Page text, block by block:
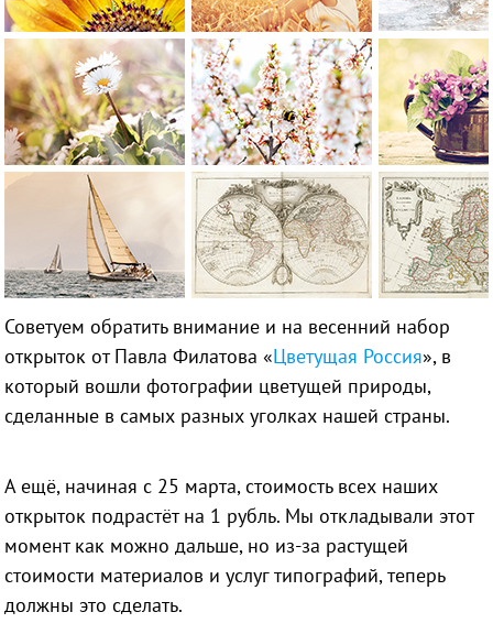
Советуем обратить внимание и на весенний набор
открыток от Павла Филатова «Цветущая Россия», в
который вошли фотографии цветущей природы,
сделанные в самых разных уголках нашей страны.
А ещё, начиная с 25 марта,стоимость всех наших
открыток подрастёт на 1 рубль. Мы откладывали этот
момент как можно дальше, но из-за растущей
стоимости материалов и услуг типографий, теперь
должны это сделать.